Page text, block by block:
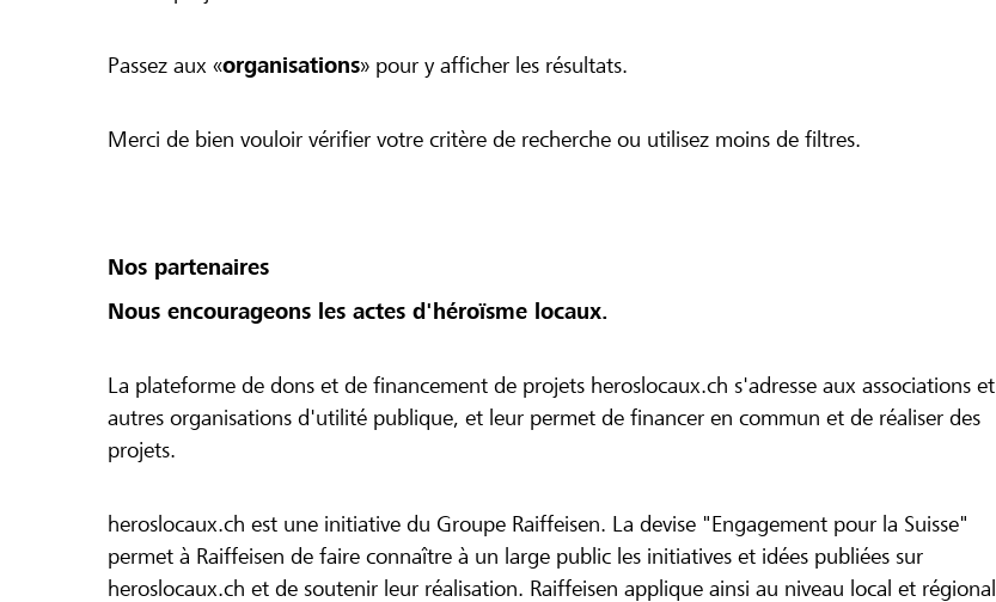
Passez aux «organisations» pour y afficher les résultats.
Merci de bien vouloir vérifier votre critère de recherche ou utilisez moins de filtres.
Nos partenaires
Nous encourageons les actes d'héroïsme locaux.
La plateforme de dons et de financement de projets heroslocaux.ch s'adresse aux associations et
autres organisations d'utilité publique, et leur permet de financer en commun et de réaliser des
projets.
heroslocaux.ch est une initiative du Groupe Raiffeisen. La devise "Engagement pour la Suisse"
permet à Raiffeisen de faire connaître à un large public les initiatives et idées publiées sur
heroslocaux.ch et de soutenir leur réalisation. Raiffeisen applique ainsi au niveau local et régional